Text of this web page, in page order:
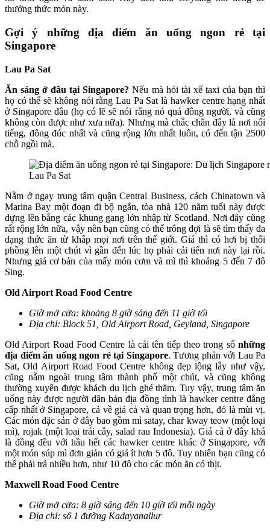
thưởng thức món này.
Gợi ý những địa điểm ăn uống ngon rẻ tại
Singapore
Lau Pa Sat
Ăn sáng ở đâu tại Singapore? Nếu mà hỏi tài xế taxi của bạn thì
họ có thể sẽ không nói rằng Lau Pa Sat là hawker centre hạng nhất
ở Singapore đâu (họ có lẽ sẽ nói rằng nó quá đông người, và cũng
không còn được như xưa nữa). Nhưng mà chắc chắn đây là nơi nổi
tiếng, đông đúc nhất và cũng rộng lớn nhất luôn, có đến tận 2500
chỗ ngồi mà.
Lau Pa Sat
Nằm ở ngay trung tâm quận Central Business, cách Chinatown và
Marina Bay một đoạn đi bộ ngắn, tòa nhà 120 năm tuổi này được
dựng lên bằng các khung gang lớn nhập từ Scotland. Nơi đây cũng
rất rộng lớn nữa, vậy nên bạn cũng có thể trông đợi là sẽ tìm thấy đa
dạng thức ăn từ khắp mọi nơi trên thế giới. Giá thì có hơi bị thổi
phồng lên một chút vì gần đến lúc họ phải cải tiến nơi này lại rồi.
Nhưng giá cơ bản của mấy món cơm và mì thì khoảng 5 đến 7 đô
Sing.
Old Airport Road Food Centre
Giờ mở cửa: khoảng 8 giờ sáng đến 11 giờ tối
Địa chỉ: Block 51, Old Airport Road, Geyland, Singapore
Old Airport Road Food Centre là cái tên tiếp theo trong số những
địa điểm ăn uống ngon rẻ tại Singapore. Tương phản với Lau Pa
Sat, Old Airport Road Food Centre không đẹp lộng lẫy như vậy,
cũng nằm ngoài trung tâm thành phố một chút, và cũng không
thường xuyên được khách du lịch ghé thăm. Tuy vậy, trung tâm ăn
uống này được người dân bản địa đồng tình là hawker centre đẳng
cấp nhất ở Singapore, cả về giá cả và quan trọng hơn, đó là mùi vị.
Các món đặc sản ở đây bao gồm mì satay, char kway teow (một loại
mì), rojak (một loại trái cây, salad rau Indonesia). Giá cả ở đây khá
là đồng đều với hầu hết các hawker centre khác ở Singapore, với
một món súp mì đơn giản có giá ít hơn 5 đô. Tuy nhiên bạn cũng có
thể phải trả nhiều hơn, như 10 đô cho các món ăn có thịt.
Maxwell Road Food Centre
Giờ mở cửa: 8 giờ sáng đến 10 giờ tối mỗi ngày
Địa chỉ: số 1 đường Kadayanallur